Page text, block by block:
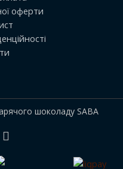
оферти
шоколаду SABA